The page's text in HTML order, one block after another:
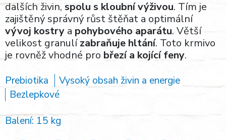
dalších živin, spolu s kloubní výživou. Tím je
zajištěný správný růst štěňat a optimální
vývoj kostry a pohybového aparátu. Větší
velikost granulízabraňuje hltání. Toto krmivo
je rovněž vhodné pro březí a kojící feny.
Prebiotika
Vysoký obsah živin a energie
Bezlepkové
Balení: 15 kg